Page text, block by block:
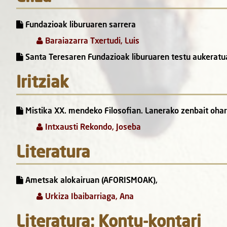
Fundazioak liburuaren sarrera
Baraiazarra Txertudi, Luis
Santa Teresaren Fundazioak liburuaren testu
Iritziak
Mistika XX. mendeko Filosofian. Lanerako zenbait
Intxausti Rekondo, Joseba
Literatura
Ametsak alokairuan (AFORISMOAK),
Urkiza Ibaibarriaga, Ana
Literatura: Kontu-kontari